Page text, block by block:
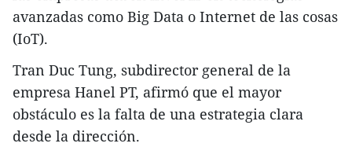
avanzadas como Big Data o Internet de las cosas
(IoT).
Tran Duc Tung, subdirector general de la
empresa Hanel PT, afirmó que el mayor
obstáculo es la falta de una estrategia clara
desde la dirección.